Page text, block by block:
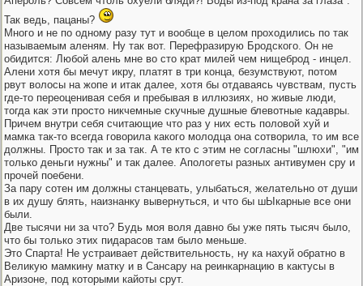
Так ведь, пацаны?
Много и не по одному разу тут и вообще в целом проходились по так
называемым аленям. Ну так вот. Перефразирую Бродского. Он не
обидится: Любой алень мне во сто крат милей чем нищеброд - инцел.
Алени хотя бы мечут икру, платят в три конца, безумствуют, потом
рвут волосы на жопе и итак далее, хотя бы отдаваясь чувствам, пусть
где-то переоценивая себя и пребывая в иллюзиях, но живые люди,
тогда как эти просто никчемные скучные душные блевотные кадавры.
Причем внутри себя считающие что раз у них есть половой хуй и
мамка так-то всегда говорила какого молодца она сотворила, то им все
должны. Просто так и за так. А те кто с этим не согласны "шлюхи", "им
только деньги нужны" и так далее. Апологеты разных антивумен сру и
прочей поебени.
За пару сотен им должны станцевать, улыбаться, желательно от души
в их душу блять, наизнанку вывернуться, и что бы шЫкарные все они
были.
Две тысячи ни за что? Будь моя воля давно бы уже пять тысяч было,
что бы только этих пидарасов там было меньше.
Это Спарта! Не устраивает действительность, ну ка нахуй обратно в
Великую мамкину матку и в Сансару на реинкарнацию в кактусы в
Аризоне, под которыми кайоты срут.